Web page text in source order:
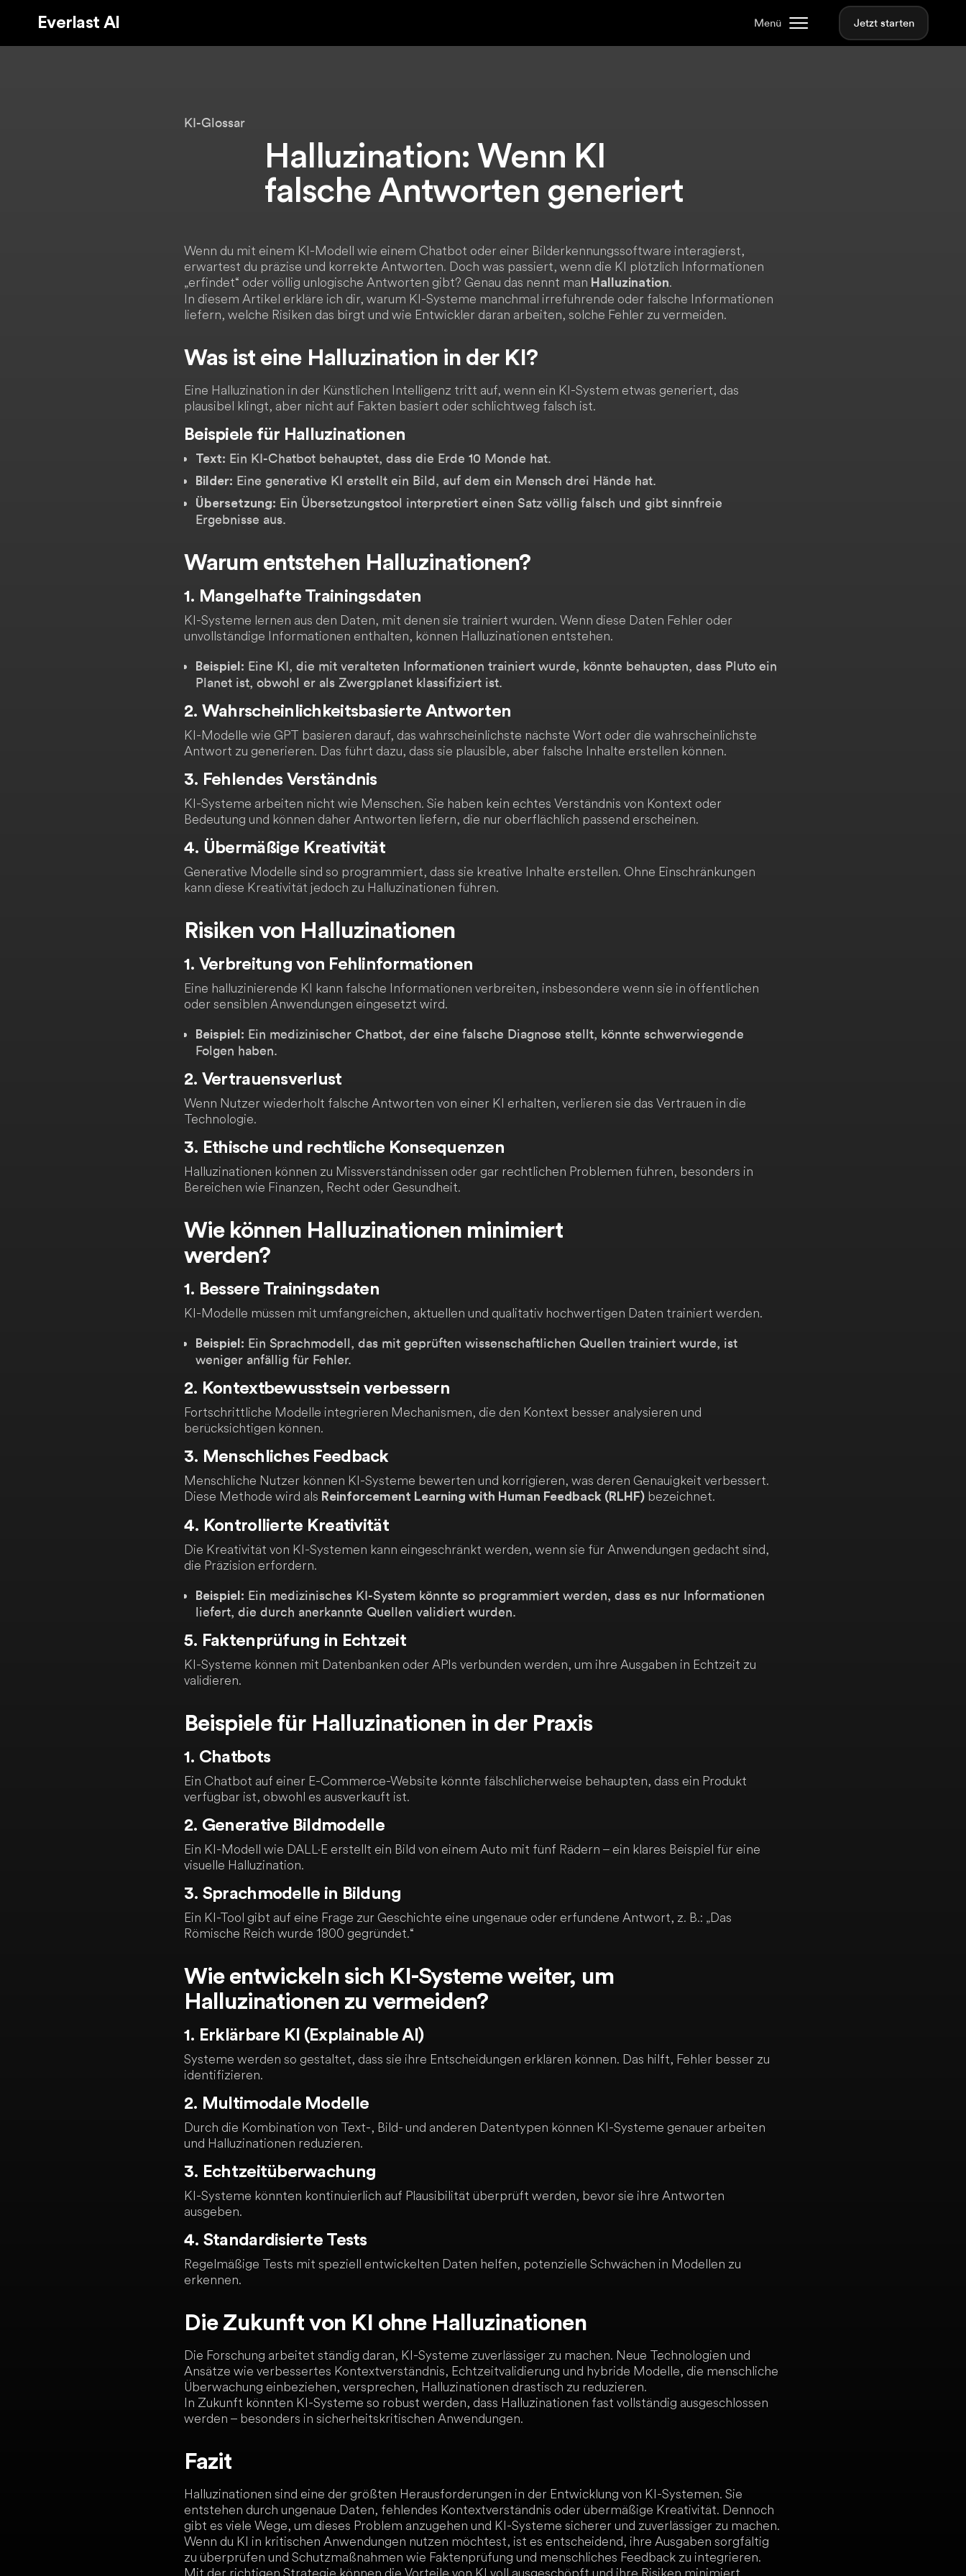
Everlast AI Menü Jetzt starten
KI-Glossar
Halluzination: Wenn KI
falsche Antworten generiert
Wenn du mit einem KI-Modell wie einem Chatbot oder einer Bilderkennungssoftware interagierst,
erwartest du präzise und korrekte Antworten. Doch was passiert, wenn die KI plötzlich Informationen
„erfindet“ oder völlig unlogische Antworten gibt? Genau das nennt man Halluzination.
In diesem Artikel erkläre ich dir, warum KI-Systeme manchmal irreführende oder falsche Informationen
liefern, welche Risiken das birgt und wie Entwickler daran arbeiten, solche Fehler zu vermeiden.
Was ist eine Halluzination in der KI?
Eine Halluzination in der Künstlichen Intelligenz tritt auf, wenn ein KI-System etwas generiert, das
plausibel klingt, aber nicht auf Fakten basiert oder schlichtweg falsch ist.
Beispiele für Halluzinationen
Text: Ein KI-Chatbot behauptet, dass die Erde 10 Monde hat.
Bilder: Eine generative KI erstellt ein Bild, auf dem ein Mensch drei Hände hat.
Übersetzung: Ein Übersetzungstool interpretiert einen Satz völlig falsch und gibt sinnfreie
Ergebnisse aus.
Warum entstehen Halluzinationen?
1. Mangelhafte Trainingsdaten
KI-Systeme lernen aus den Daten, mit denen sie trainiert wurden. Wenn diese Daten Fehler oder
unvollständige Informationen enthalten, können Halluzinationen entstehen.
Beispiel: Eine KI, die mit veralteten Informationen trainiert wurde, könnte behaupten, dass Pluto ein
Planet ist, obwohl er als Zwergplanet klassifiziert ist.
2. Wahrscheinlichkeitsbasierte Antworten
KI-Modelle wie GPT basieren darauf, das wahrscheinlichste nächste Wort oder die wahrscheinlichste
Antwort zu generieren. Das führt dazu, dass sie plausible, aber falsche Inhalte erstellen können.
3. Fehlendes Verständnis
KI-Systeme arbeiten nicht wie Menschen. Sie haben kein echtes Verständnis von Kontext oder
Bedeutung und können daher Antworten liefern, die nur oberflächlich passend erscheinen.
4. Übermäßige Kreativität
Generative Modelle sind so programmiert, dass sie kreative Inhalte erstellen. Ohne Einschränkungen
kann diese Kreativität jedoch zu Halluzinationen führen.
Risiken von Halluzinationen
1. Verbreitung von Fehlinformationen
Eine halluzinierende KI kann falsche Informationen verbreiten, insbesondere wenn sie in öffentlichen
oder sensiblen Anwendungen eingesetzt wird.
Beispiel: Ein medizinischer Chatbot, der eine falsche Diagnose stellt, könnte schwerwiegende
Folgen haben.
2. Vertrauensverlust
Wenn Nutzer wiederholt falsche Antworten von einer KI erhalten, verlieren sie das Vertrauen in die
Technologie.
3. Ethische und rechtliche Konsequenzen
Halluzinationen können zu Missverständnissen oder gar rechtlichen Problemen führen, besonders in
Bereichen wie Finanzen, Recht oder Gesundheit.
Wie können Halluzinationen minimiert
werden?
1. Bessere Trainingsdaten
KI-Modelle müssen mit umfangreichen, aktuellen und qualitativ hochwertigen Daten trainiert werden.
Beispiel: Ein Sprachmodell, das mit geprüften wissenschaftlichen Quellen trainiert wurde, ist
weniger anfällig für Fehler.
2. Kontextbewusstsein verbessern
Fortschrittliche Modelle integrieren Mechanismen, die den Kontext besser analysieren und
berücksichtigen können.
3. Menschliches Feedback
Menschliche Nutzer können KI-Systeme bewerten und korrigieren, was deren Genauigkeit verbessert.
Diese Methode wird als Reinforcement Learning with Human Feedback (RLHF) bezeichnet.
4. Kontrollierte Kreativität
Die Kreativität von KI-Systemen kann eingeschränkt werden, wenn sie für Anwendungen gedacht sind,
die Präzision erfordern.
Beispiel: Ein medizinisches KI-System könnte so programmiert werden, dass es nur Informationen
liefert, die durch anerkannte Quellen validiert wurden.
5. Faktenprüfung in Echtzeit
KI-Systeme können mit Datenbanken oder APIs verbunden werden, um ihre Ausgaben in Echtzeit zu
validieren.
Beispiele für Halluzinationen in der Praxis
1. Chatbots
Ein Chatbot auf einer E-Commerce-Website könnte fälschlicherweise behaupten, dass ein Produkt
verfügbar ist, obwohl es ausverkauft ist.
2. Generative Bildmodelle
Ein KI-Modell wie DALL·E erstellt ein Bild von einem Auto mit fünf Rädern – ein klares Beispiel für eine
visuelle Halluzination.
3. Sprachmodelle in Bildung
Ein KI-Tool gibt auf eine Frage zur Geschichte eine ungenaue oder erfundene Antwort, z. B.: „Das
Römische Reich wurde 1800 gegründet.“
Wie entwickeln sich KI-Systeme weiter, um
Halluzinationen zu vermeiden?
1. Erklärbare KI (Explainable AI)
Systeme werden so gestaltet, dass sie ihre Entscheidungen erklären können. Das hilft, Fehler besser zu
identifizieren.
2. Multimodale Modelle
Durch die Kombination von Text-, Bild- und anderen Datentypen können KI-Systeme genauer arbeiten
und Halluzinationen reduzieren.
3. Echtzeitüberwachung
KI-Systeme könnten kontinuierlich auf Plausibilität überprüft werden, bevor sie ihre Antworten
ausgeben.
4. Standardisierte Tests
Regelmäßige Tests mit speziell entwickelten Daten helfen, potenzielle Schwächen in Modellen zu
erkennen.
Die Zukunft von KI ohne Halluzinationen
Die Forschung arbeitet ständig daran, KI-Systeme zuverlässiger zu machen. Neue Technologien und
Ansätze wie verbessertes Kontextverständnis, Echtzeitvalidierung und hybride Modelle, die menschliche
Überwachung einbeziehen, versprechen, Halluzinationen drastisch zu reduzieren.
In Zukunft könnten KI-Systeme so robust werden, dass Halluzinationen fast vollständig ausgeschlossen
werden – besonders in sicherheitskritischen Anwendungen.
Fazit
Halluzinationen sind eine der größten Herausforderungen in der Entwicklung von KI-Systemen. Sie
entstehen durch ungenaue Daten, fehlendes Kontextverständnis oder übermäßige Kreativität. Dennoch
gibt es viele Wege, um dieses Problem anzugehen und KI-Systeme sicherer und zuverlässiger zu machen.
Wenn du KI in kritischen Anwendungen nutzen möchtest, ist es entscheidend, ihre Ausgaben sorgfältig
zu überprüfen und Schutzmaßnahmen wie Faktenprüfung und menschliches Feedback zu integrieren.